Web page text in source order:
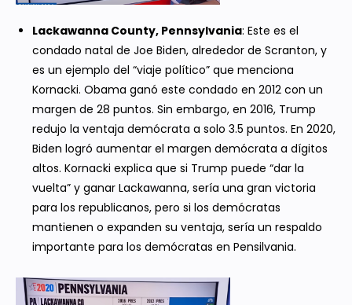
Lackawanna County, Pennsylvania: Este es el
condado natal de Joe Biden, alrededor de Scranton, y
es un ejemplo del “viaje político” que menciona
Kornacki. Obama ganó este condado en 2012 con un
margen de 28 puntos. Sin embargo, en 2016, Trump
redujo la ventaja demócrata a solo 3.5 puntos. En 2020,
Biden logró aumentar el margen demócrata a dígitos
altos. Kornacki explica que si Trump puede “dar la
vuelta” y ganar Lackawanna, sería una gran victoria
para los republicanos, pero si los demócratas
mantienen o expanden su ventaja, sería un respaldo
importante para los demócratas en Pensilvania.